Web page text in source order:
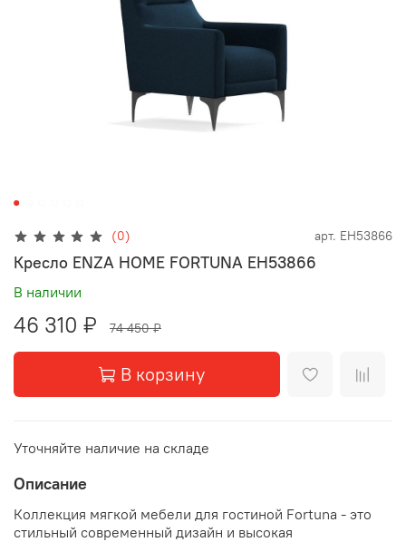
(0) арт. EH53866
Кресло ENZA HOME FORTUNA EH53866
В наличии
46 310 ₽ 74 450 ₽
В корзину
Уточняйте наличие на складе
Описание
Коллекция мягкой мебели для гостиной Fortuna - это
стильный современный дизайн и высокая